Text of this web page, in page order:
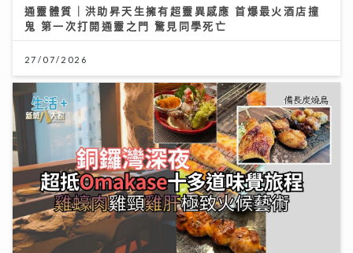
通靈體質｜洪助昇天生擁有超靈異感應 首爆最火酒店撞
鬼 第一次打開通靈之門 驚見同學死亡
27/07/2026